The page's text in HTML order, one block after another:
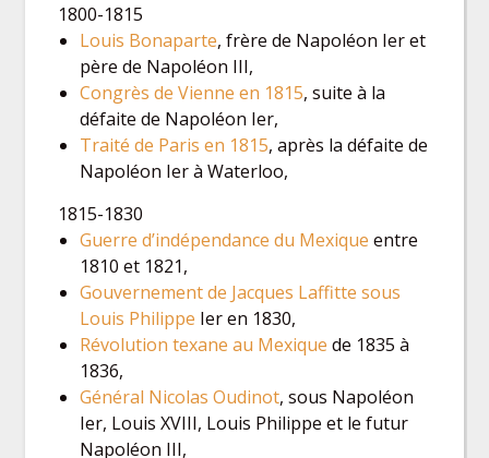
1800-1815
Louis Bonaparte, frère de Napoléon Ier et
père de Napoléon III,
Congrès de Vienne en 1815, suite à la
défaite de Napoléon Ier,
Traité de Paris en 1815, après la défaite de
Napoléon Ier à Waterloo,
1815-1830
Guerre d’indépendance du Mexique entre
1810 et 1821,
Gouvernement de Jacques Laffitte sous
Louis Philippe Ier en 1830,
Révolution texane au Mexique de 1835 à
1836,
Général Nicolas Oudinot, sous Napoléon
Ier, Louis XVIII, Louis Philippe et le futur
Napoléon III,